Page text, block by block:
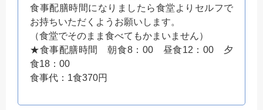
食事配膳時間になりましたら食堂よりセルフで
お持ちいただくようお願いします。
（食堂でそのまま食べてもかまいません）
★食事配膳時間 朝食8：00 昼食12：00 夕
食18：00
食事代：1食370円